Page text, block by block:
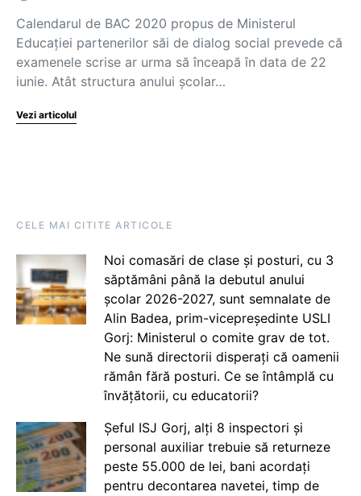
Calendarul de BAC 2020 propus de Ministerul
Educației partenerilor săi de dialog social prevede că
examenele scrise ar urma să înceapă în data de 22
iunie. Atât structura anului școlar…
Vezi articolul
CELE MAI CITITE ARTICOLE
Noi comasări de clase și posturi, cu 3
săptămâni până la debutul anului
școlar 2026-2027, sunt semnalate de
Alin Badea, prim-vicepreședinte USLI
Gorj: Ministerul o comite grav de tot.
Ne sună directorii disperați că oamenii
rămân fără posturi. Ce se întâmplă cu
învățătorii, cu educatorii?
Șeful ISJ Gorj, alți 8 inspectori și
personal auxiliar trebuie să returneze
peste 55.000 de lei, bani acordați
pentru decontarea navetei, timp de